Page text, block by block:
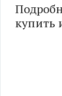
купить